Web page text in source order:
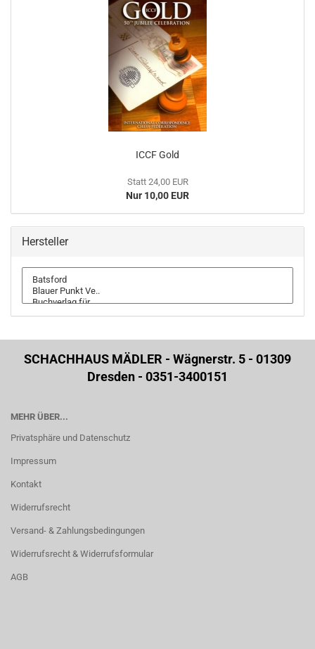
ICCF Gold
Statt 24,00 EUR
Nur 10,00 EUR
Hersteller
SCHACHHAUS MÄDLER - Wägnerstr. 5 - 01309
Dresden - 0351-3400151
MEHR ÜBER...
Privatsphäre und Datenschutz
Impressum
Kontakt
Widerrufsrecht
Versand- & Zahlungsbedingungen
Widerrufsrecht & Widerrufsformular
AGB